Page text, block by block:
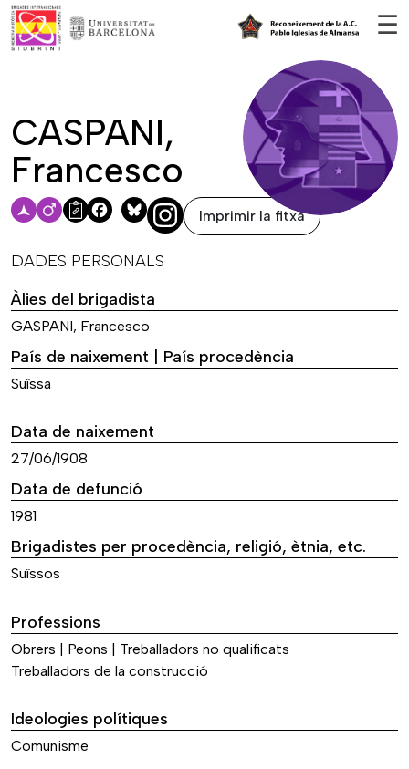
☰
CASPANI,
Francesco
Facebook
Bluesky Imprimir la fitxa
DADES PERSONALS
Àlies del brigadista
GASPANI, Francesco
País de naixement | País procedència
Suïssa
Data de naixement
27/06/1908
Data de defunció
1981
Brigadistes per procedència, religió, ètnia, etc.
Suïssos
Professions
Obrers | Peons | Treballadors no qualificats
Treballadors de la construcció
Ideologies polítiques
Comunisme